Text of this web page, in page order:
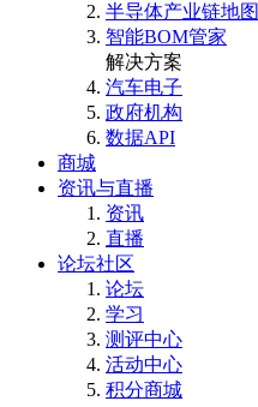
半导体产业链地图
智能BOM管家
解决方案
汽车电子
政府机构
数据API
商城
资讯与直播
资讯
直播
论坛社区
论坛
学习
测评中心
活动中心
积分商城